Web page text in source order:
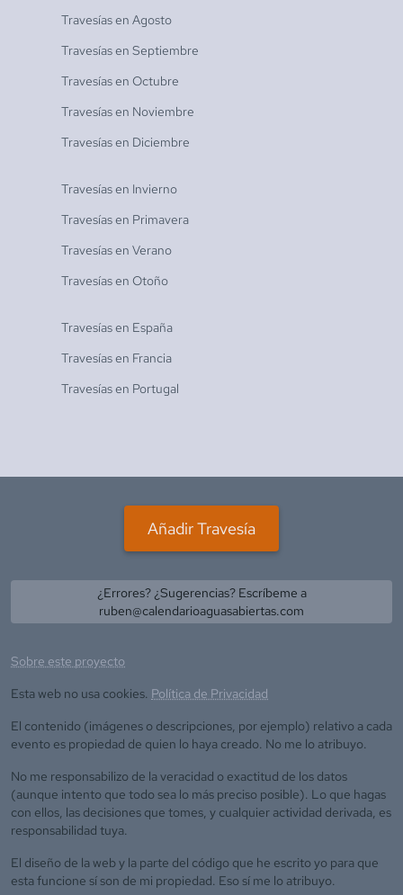
Travesías en Agosto
Travesías en Septiembre
Travesías en Octubre
Travesías en Noviembre
Travesías en Diciembre
Travesías en Invierno
Travesías en Primavera
Travesías en Verano
Travesías en Otoño
Travesías en España
Travesías en Francia
Travesías en Portugal
Añadir Travesía
¿Errores? ¿Sugerencias? Escríbeme a
ruben@calendarioaguasabiertas.com
Sobre este proyecto
Esta web no usa cookies. Política de Privacidad
El contenido (imágenes o descripciones, por ejemplo) relativo a cada
evento es propiedad de quien lo haya creado. No me lo atribuyo.
No me responsabilizo de la veracidad o exactitud de los datos
(aunque intento que todo sea lo más preciso posible). Lo que hagas
con ellos, las decisiones que tomes, y cualquier actividad derivada, es
responsabilidad tuya.
El diseño de la web y la parte del código que he escrito yo para que
esta funcione sí son de mi propiedad. Eso sí me lo atribuyo.